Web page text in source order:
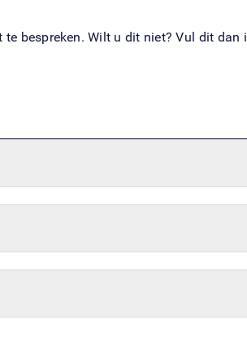
bespreken. Wilt u dit niet? Vul dit